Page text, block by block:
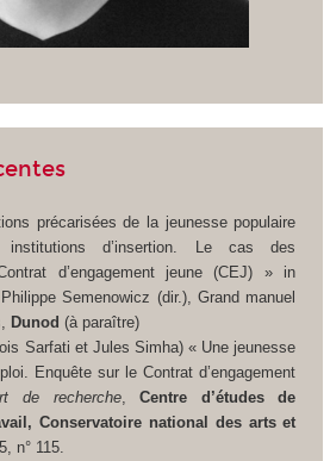
précarisées de la jeunesse populaire
d’insertion. Le cas des
d’engagement jeune (CEJ) » in
Semenowicz (dir.),Grand manuel
Dunod(à paraître)
Sarfati et Jules Simha) « Une jeunesse
Enquête sur le Contrat d’engagement
de recherche,Centre d’études de
Conservatoire national des arts et
n° 115.